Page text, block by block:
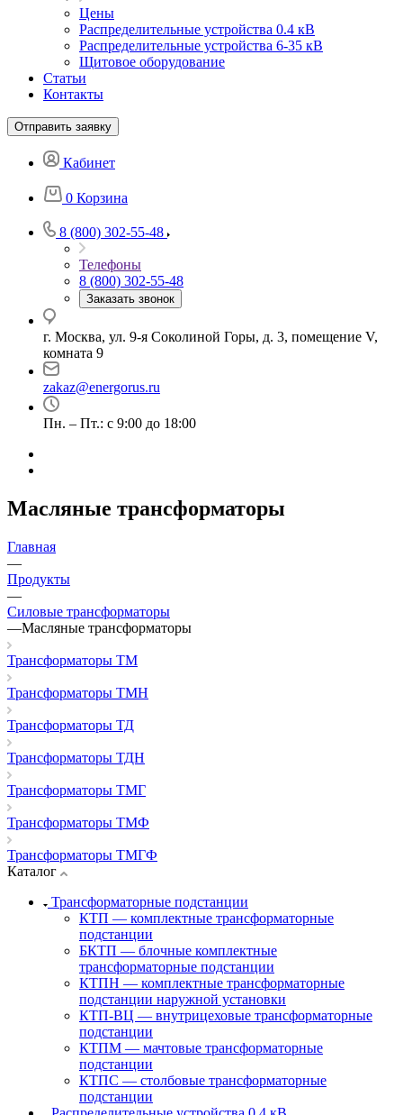
Цены
Распределительные устройства 0.4 кВ
Распределительные устройства 6-35 кВ
Щитовое оборудование
Статьи
Контакты
Отправить заявку
Кабинет
0 Корзина
8 (800) 302-55-48
Телефоны
8 (800) 302-55-48
Заказать звонок
г. Москва, ул. 9-я Соколиной Горы, д. 3, помещение V,
комната 9
zakaz@energorus.ru
Пн. – Пт.: с 9:00 до 18:00
Масляные трансформаторы
Главная
—
Продукты
—
Силовые трансформаторы
—Масляные трансформаторы
Трансформаторы ТМ
Трансформаторы ТМН
Трансформаторы ТД
Трансформаторы ТДН
Трансформаторы ТМГ
Трансформаторы ТМФ
Трансформаторы ТМГФ
Каталог
Трансформаторные подстанции
КТП — комплектные трансформаторные
подстанции
БКТП — блочные комплектные
трансформаторные подстанции
КТПН — комплектные трансформаторные
подстанции наружной установки
КТП-ВЦ — внутрицеховые трансформаторные
подстанции
КТПМ — мачтовые трансформаторные
подстанции
КТПС — столбовые трансформаторные
подстанции